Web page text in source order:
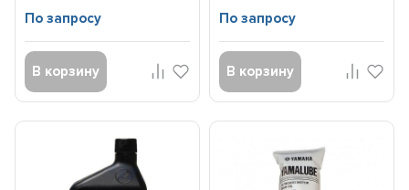
По запросу
В корзину
По запросу
В корзину